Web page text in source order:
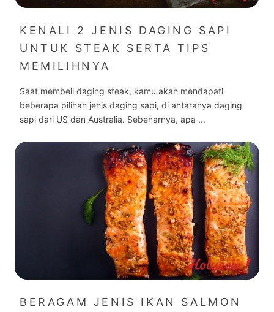
KENALI 2 JENIS DAGING SAPI
UNTUK STEAK SERTA TIPS
MEMILIHNYA
Saat membeli daging steak, kamu akan mendapati
beberapa pilihan jenis daging sapi, di antaranya daging
sapi dari US dan Australia. Sebenarnya, apa ...
BERAGAM JENIS IKAN SALMON